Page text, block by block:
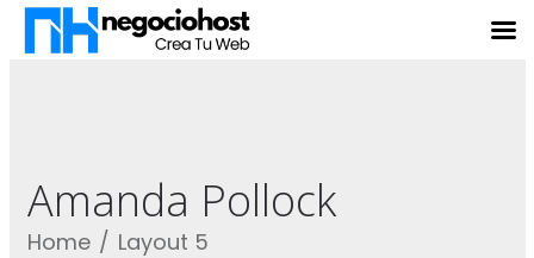
Amanda Pollock
Home Layout 5